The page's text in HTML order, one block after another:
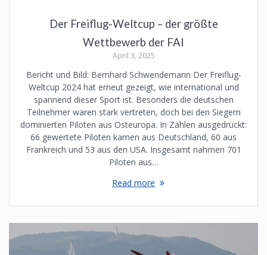
Der Freiflug-Weltcup – der größte
Wettbewerb der FAI
April 3, 2025
Bericht und Bild: Bernhard Schwendemann Der Freiflug-
Weltcup 2024 hat erneut gezeigt, wie international und
spannend dieser Sport ist. Besonders die deutschen
Teilnehmer waren stark vertreten, doch bei den Siegern
dominierten Piloten aus Osteuropa. In Zahlen ausgedrückt:
66 gewertete Piloten kamen aus Deutschland, 60 aus
Frankreich und 53 aus den USA. Insgesamt nahmen 701
Piloten aus…
Read more